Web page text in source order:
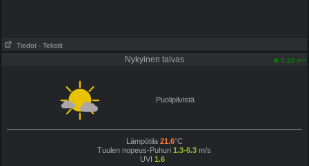
Tiedot - Tekstit
Nykyinen taivas 5:20 pm
Puolipilvistä
Lämpötila 21.6°C
Tuulen nopeus-Puhuri 1.3-6.3 m/s
UVI 1.6